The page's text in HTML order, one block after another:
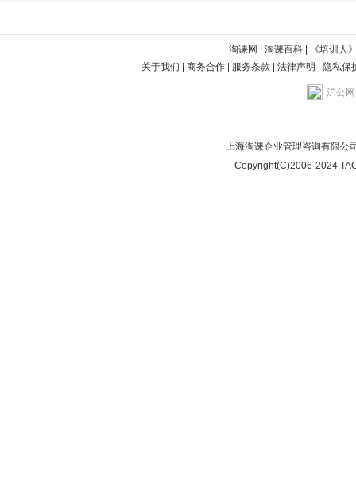
淘课网 淘课百科|
《培训人
关于我们
商务合作| 服务条款 法律声明 隐私保
沪公
上海淘课企业管理咨询有限公
Copyright(C)2006-2024